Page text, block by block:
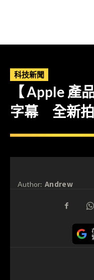
科技新聞
【 Apple 產
字幕 全新拍
Author: Andrew